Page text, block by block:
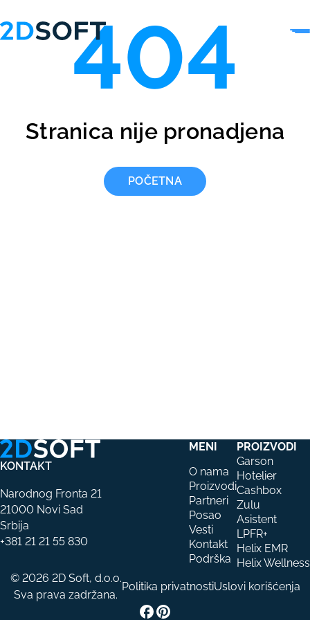
404
Stranica nije pronadjena
POČETNA
KONTAKT
Narodnog Fronta 21
21000 Novi Sad
Srbija
+381 21 21 55 830
MENI
O nama
Proizvodi
Partneri
Posao
Vesti
Kontakt
Podrška
PROIZVODI
Garson
Hotelier
Cashbox
Zulu
Asistent
LPFR+
Helix EMR
Helix Wellness
© 2026 2D Soft, d.o.o.
Sva prava zadržana.
Politika privatnosti Uslovi korišćenja